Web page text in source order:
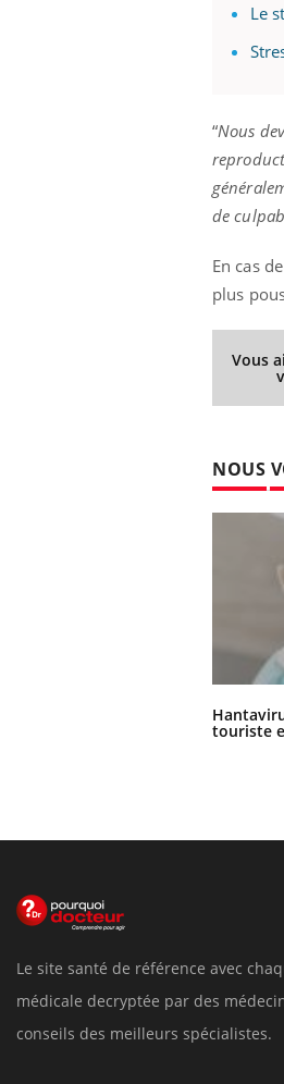
Le
“Nous
de
En cas
plus
Vous
NOUS
touriste
Le site santé de référence avec
médicale decryptée par des
conseils des meilleurs spécialistes.